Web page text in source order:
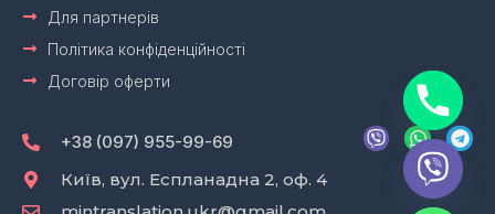
Для партнерів
Політика конфіденційності
Договір оферти
+38 (097) 955-99-69
V
i
W
h
a
t
s
T
e
l
e
Київ, вул. Еспланадна 2, оф. 4